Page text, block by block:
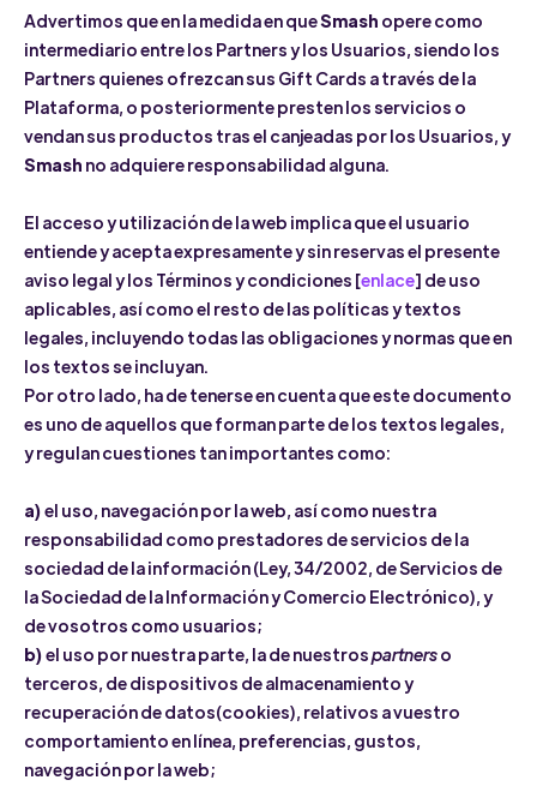
Advertimos que en la medida en queSmash opere como
intermediario entre los Partners y los Usuarios, siendo los
Partners quienes ofrezcan sus Gift Cards a través de la
Plataforma, o posteriormente presten los servicios o
vendan sus productos tras el canjeadas por los Usuarios, y
Smash no adquiere responsabilidad alguna.
El acceso y utilización de la web implica que el usuario
entiende y acepta expresamente y sin reservas el presente
aviso legal y los Términos y condiciones [enlace] de uso
aplicables, así como el resto de las políticas y textos
legales, incluyendo todas las obligaciones y normas que en
los textos se incluyan.
Por otro lado, ha de tenerse en cuenta que este documento
es uno de aquellos que forman parte de los textos legales,
y regulan cuestiones tan importantes como:
a)el uso, navegación por la web, así como nuestra
responsabilidad como prestadores de servicios de la
sociedad de la información (Ley, 34/2002, de Servicios de
la Sociedad de la Información y Comercio Electrónico), y
de vosotros como usuarios;
b)el uso por nuestra parte, la de nuestrospartnerso
terceros, de dispositivos de almacenamiento y
recuperación de datos(cookies), relativos a vuestro
comportamiento en línea, preferencias, gustos,
navegación por la web;